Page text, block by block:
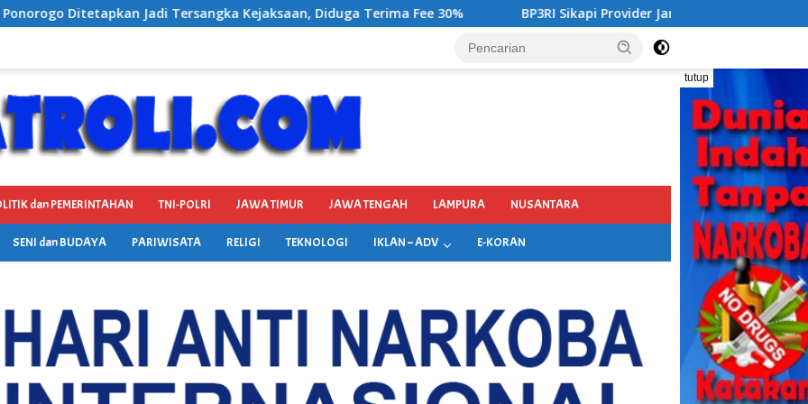
Kejaksaan, Diduga Terima Fee 30% BP3RI Sikapi Provider Jaringan Internet di Kecamatan Songgon Kabupaten
tutup
dan PEMERINTAHAN TNI-POLRI JAWA TIMUR JAWA TENGAH LAMPURA NUSANTARA
SENI dan BUDAYA PARIWISATA RELIGI TEKNOLOGI IKLAN – ADV E-KORAN